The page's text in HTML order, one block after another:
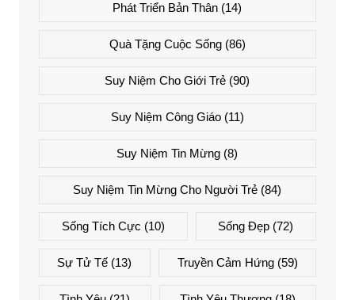
Phát Triển Bản Thân (14)
Quà Tặng Cuộc Sống(86)
Suy Niệm Cho Giới Trẻ (90)
Suy Niệm Công Giáo(11)
Suy Niệm Tin Mừng (8)
Suy Niệm Tin Mừng Cho Người Trẻ (84)
Sống Tích Cực (10) Sống Đẹp (72)
Sự Tử Tế (13) Truyền Cảm Hứng(59)